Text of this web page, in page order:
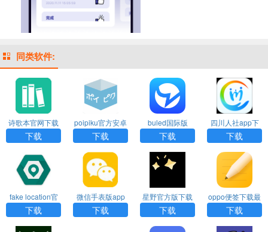
同类软件:
诗歌本官网下载
下载
poipiku官方安卓
下载
下载
buled国际版
下载
四川人社app下
载官网版
下载
fake location官
网版下载
下载
微信手表版app
下载
下载
星野官方版下载
下载
oppo便签下载最
新版
下载